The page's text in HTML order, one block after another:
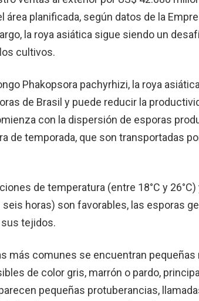
área planificada, según datos de la
la roya asiática sigue siendo un
cultivos.
Phakopsora pachyrhizi, la roya
de Brasil y puede reducir la
con la dispersión de esporas
de temporada, que son transportadas
de temperatura (entre 18°C ​​y
horas) son favorables, las esporas
tejidos.
más comunes se encuentran pequeñas
de color gris, marrón o pardo,
pequeñas protuberancias,